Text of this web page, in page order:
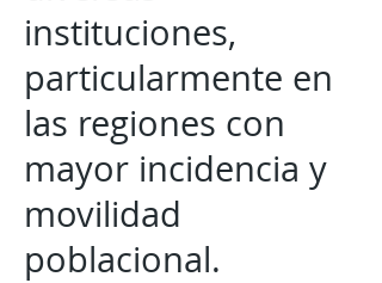
instituciones,
particularmente en
las regiones con
mayor incidencia y
movilidad
poblacional.